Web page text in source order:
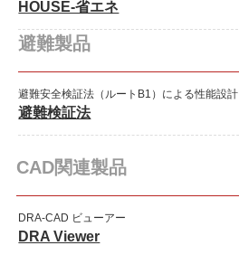
HOUSE-省エネ
避難製品
避難安全検証法（ルートB1）による性能設計
避難検証法
CAD関連製品
DRA-CAD ビューアー
DRA Viewer